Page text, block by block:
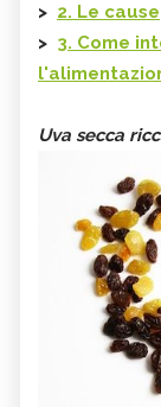
> 2. Le cause
> 3. Come
Uva secca